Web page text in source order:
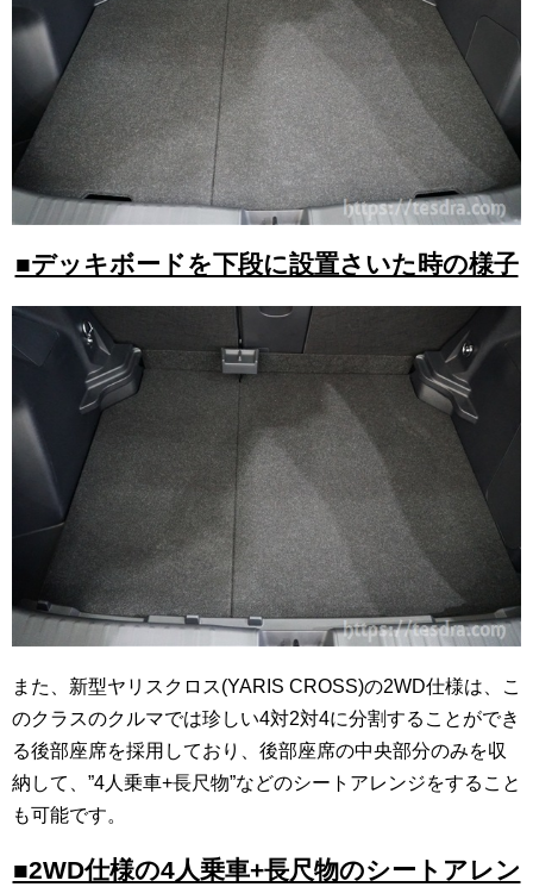
■デッキボードを下段に設置さいた時の様子
また、新型ヤリスクロス(YARIS CROSS)の2WD仕様は、こ
のクラスのクルマでは珍しい4対2対4に分割することができ
る後部座席を採用しており、後部座席の中央部分のみを収
納して、”4人乗車+長尺物”などのシートアレンジをすること
も可能です。
■2WD仕様の4人乗車+長尺物のシートアレン